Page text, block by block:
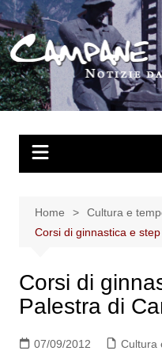
Salta
al
contenuto
Home
Cultura e
Corsi di ginnastica e
Corsi di
Palestra di
07/09/2012 Cultura